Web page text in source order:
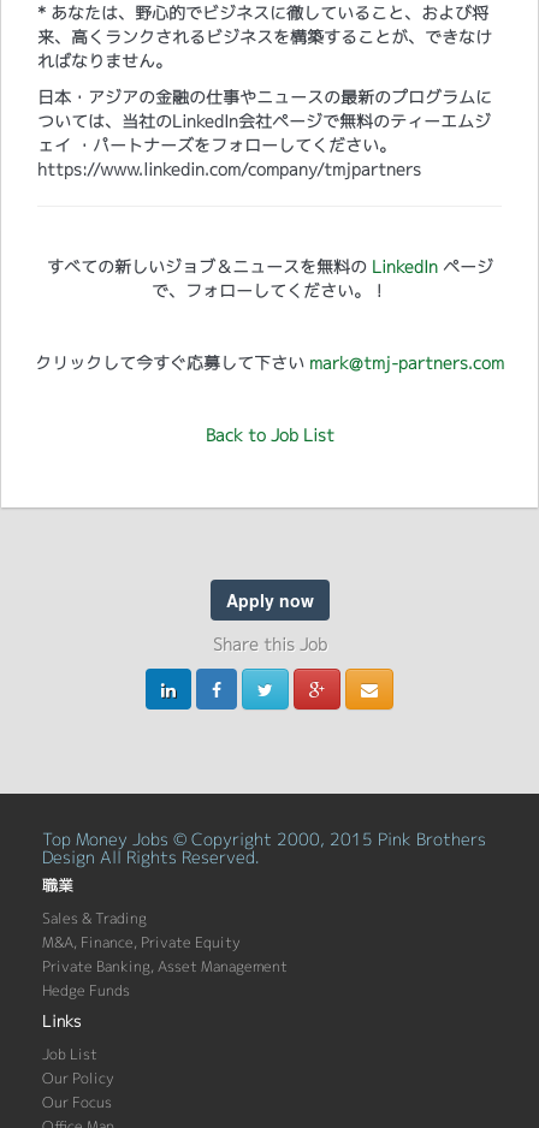
* あなたは、野心的でビジネスに徹していること、および将
来、高くランクされるビジネスを構築することが、できなけ
ればなりません。
日本・アジアの金融の仕事やニュースの最新のプログラムに
ついては、当社のLinkedIn会社ページで無料のティーエムジ
ェイ ・パートナーズをフォローしてください。
https://www.linkedin.com/company/tmjpartners
すべての新しいジョブ＆ニュースを無料の LinkedInページ
で、フォローしてください。！
クリックして今すぐ応募して下さい mark@tmj-partners.com
Back to Job List
Apply now
Share this Job
Top Money Jobs © Copyright 2000, 2015 Pink Brothers
Design All Rights Reserved.
職業
Sales & Trading
M&A, Finance, Private Equity
Private Banking, Asset Management
Hedge Funds
Links
Job List
Our Policy
Our Focus